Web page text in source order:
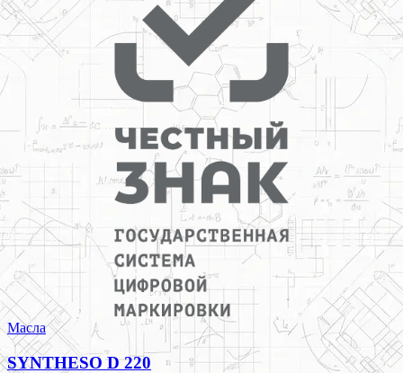
Масла
SYNTHESO D 220